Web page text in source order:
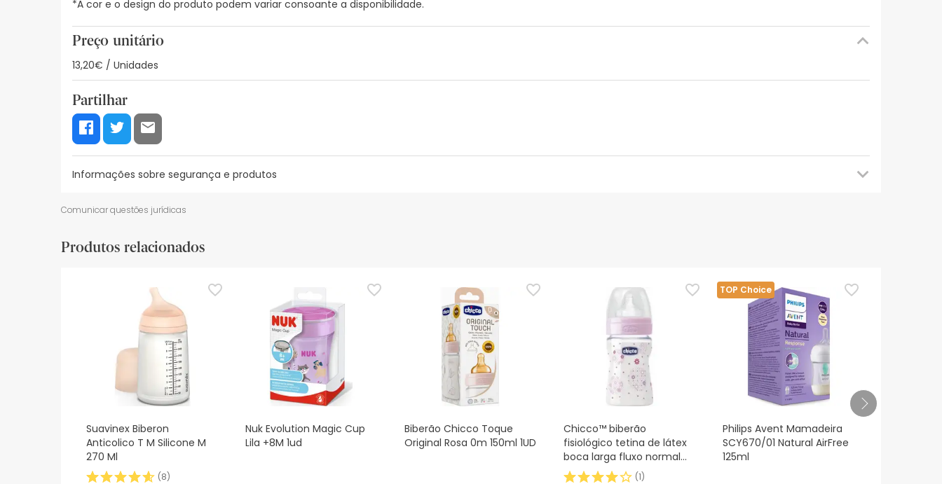
*A cor e o design do produto podem variar consoante a disponibilidade.
Preço unitário
13,20€ / Unidades
Partilhar
Informações sobre segurança e produtos
Recursos de segurança visual
De momento, não dispomos de imagens de segurança para este produto, mas estamos a trabalhar nisso. Recomendamos que voltes mais tarde para veres as
sobre segurança, não hesites em contactar-nos. Além disso, se desejares, também podes devolver o produto seguindo os
nossos termos e condições
Comunicar questões jurídicas
Produtos relacionados
Suavinex Biberon
Anticolico T M Silicone M
270 Ml
(8)
Nuk Evolution Magic Cup
Lila +8M 1ud
Biberão Chicco Toque
Original Rosa 0m 150ml 1UD
Chicco™ biberão
fisiológico tetina de látex
boca larga fluxo normal
rosa 150ml 1ud
(1)
TOP Choice
Philips Avent Mamadeira
SCY670/01 Natural AirFree
125ml